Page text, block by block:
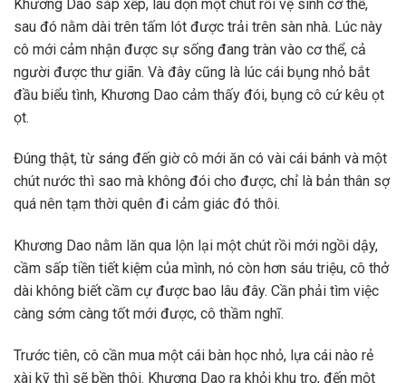
Khương Dao sắp xếp, lau dọn một chút rồi vệ sinh cơ thể,
sau đó nằm dài trên tấm lót được trải trên sàn nhà. Lúc này
cô mới cảm nhận được sự sống đang tràn vào cơ thể, cả
người được thư giãn. Và đây cũng là lúc cái bụng nhỏ bắt
đầu biểu tình, Khương Dao cảm thấy đói, bụng cô cứ kêu ọt
ọt.
Đúng thật, từ sáng đến giờ cô mới ăn có vài cái bánh và một
chút nước thì sao mà không đói cho được, chỉ là bản thân sợ
quá nên tạm thời quên đi cảm giác đó thôi.
Khương Dao nằm lăn qua lộn lại một chút rồi mới ngồi dậy,
cầm sấp tiền tiết kiệm của mình, nó còn hơn sáu triệu, cô thở
dài không biết cầm cự được bao lâu đây. Cần phải tìm việc
càng sớm càng tốt mới được, cô thầm nghĩ.
Trước tiên, cô cần mua một cái bàn học nhỏ, lựa cái nào rẻ
xài kỹ thì sẽ bền thôi. Khương Dao ra khỏi khu trọ, đến một